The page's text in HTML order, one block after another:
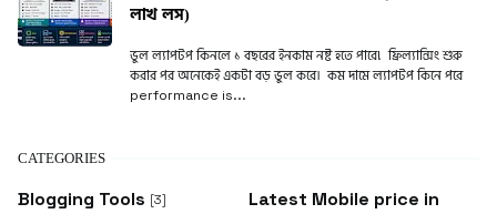
লাখ লস)
ভুল ল্যাপটপ কিনলে ১ বছরের ইনকাম নষ্ট হতে পারে! ফ্রিল্যান্সিং শুরু
করার পর অনেকেই একটা বড় ভুল করে। কম দামে ল্যাপটপ কিনে পরে
performance is...
CATEGORIES
Blogging Tools [3]
Latest Mobile price in